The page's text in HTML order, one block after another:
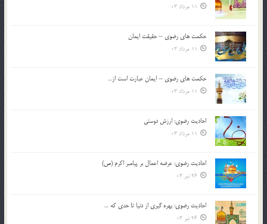
11 مرداد 03
حکمت های رضوی – حقیقت ایمان
11 مرداد 03
حکمت های رضوی – ایمان عبارت است از…
11 مرداد 03
احادیث رضوی: ارزش دوستی
11 مرداد 03
احادیث رضوی: عرضه اعمال بر پیامبر اکرم (ص)
26 تیر 03
احادیث رضوی: بهره گیری از دنیا تا حدی که …
26 تیر 03